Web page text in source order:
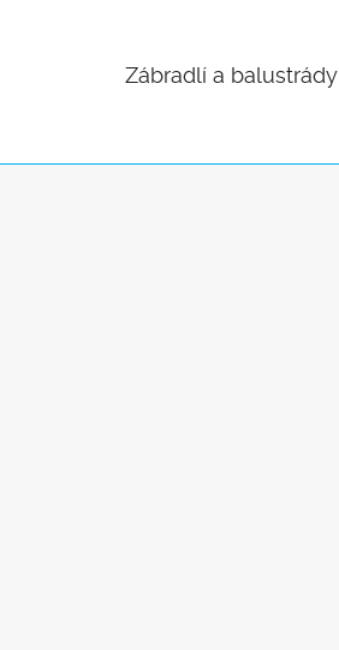
Zábradlí a balustrády